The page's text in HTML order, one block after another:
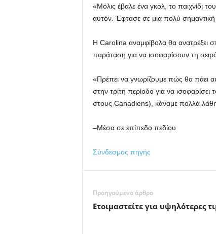
«Μόλις έβαλε ένα γκολ, το παιχνίδι
αυτόν. Έφτασε σε μια πολύ
Η Carolina αναμφίβολα θα ανατρέξει
παράταση για να ισοφαρίσουν τη
«Πρέπει να γνωρίζουμε πώς θα πάει
στην τρίτη περίοδο για να
στους Canadiens), κάναμε πολλά
–Μέσα σε επίπεδο πεδίου
Σύνδεσμος πηγής
Προηγούμενο άρθρο
Ετοιμαστείτε για υψηλότερες